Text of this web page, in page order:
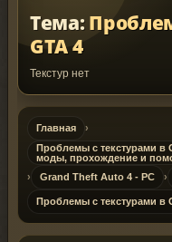
Тема:
GTA 4
Текстур нет
Главная
›
Проблемы с текстурами в
моды, прохождение и
›
Grand Theft Auto 4 - PC ›
Проблемы с текстурами в